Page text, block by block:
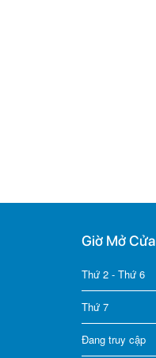
Giờ Mở Cửa
Thứ 2 - Thứ 6
Thứ 7
Đang truy cập